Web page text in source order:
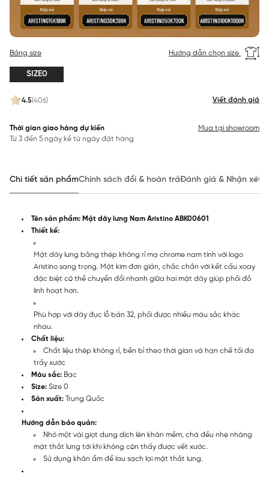
4.5(406) Viết đánh giá
Bảng size Hướng dẫn chọn size
SIZE0
Thời gian giao hàng dự kiến
Từ 3 đến 5 ngày kể từ ngày đặt hàng
Mua tại showroom
Chi tiết sản phẩmChính sách đổi & hoàn trảĐánh giá & Nhận xét
Tên sản phẩm: Mặt dây lưng Nam Aristino ABK00601
Thiết kế:
Mặt dây lưng bằng thép không rỉ mạ chrome nam tính với logo
Aristino sang trọng. Mặt kim đơn giản, chắc chắn với kết cấu xoay
đặc biệt có thể chuyển đổi nhanh giữa hai mặt dây giúp phối đồ
linh hoạt hơn.
Phù hợp với dây đục lỗ bản 32, phối được nhiều màu sắc khác
nhau.
Chất liệu:
Chất liệu thép không rỉ, bền bỉ theo thời gian và hạn chế tối đa
trầy xước
Màu sắc: Bạc
Size: Size 0
Sản xuất: Trung Quốc
Hướng dẫn bảo quản:
Nhỏ một vài giọt dung dịch lên khăn mềm, chà đều nhẹ nhàng
mặt thắt lưng tới khi không còn thấy được vết xước.
Sử dụng khăn ẩm để lau sạch lại mặt thắt lưng.